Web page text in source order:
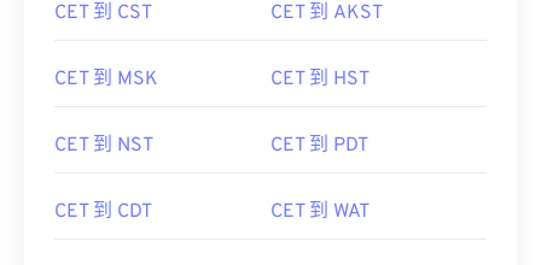
CET 到 CST CET 到 AKST
CET 到 MSK CET 到 HST
CET 到 NST CET 到 PDT
CET 到 CDT CET 到 WAT